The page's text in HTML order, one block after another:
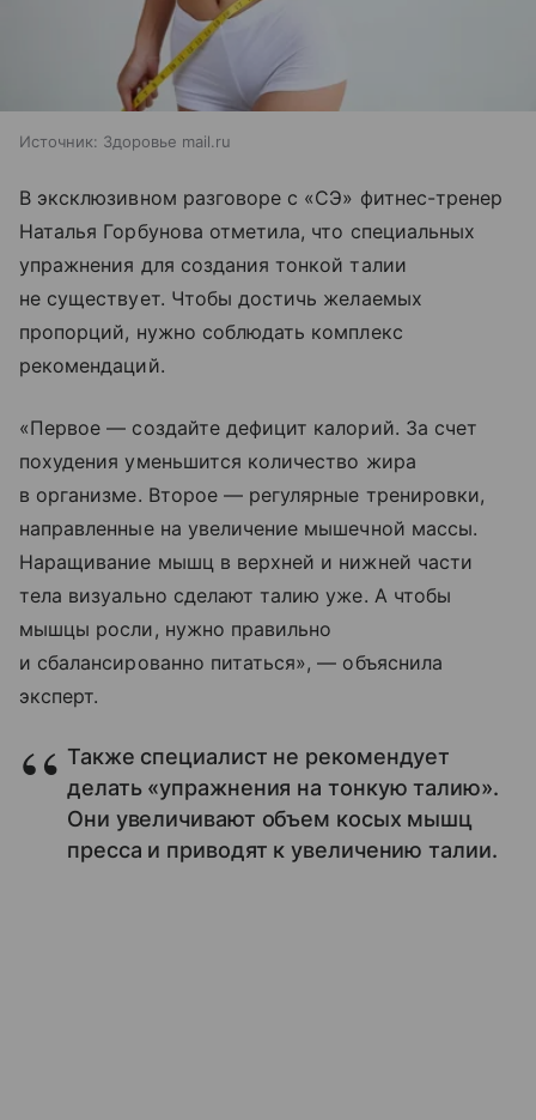
Источник: Здоровье mail.ru
В эксклюзивном разговоре с «СЭ» фитнес-тренер
Наталья Горбунова отметила, что специальных
упражнения для создания тонкой талии
не существует. Чтобы достичь желаемых
пропорций, нужно соблюдать комплекс
рекомендаций.
«Первое — создайте дефицит калорий. За счет
похудения уменьшится количество жира
в организме. Второе — регулярные тренировки,
направленные на увеличение мышечной массы.
Наращивание мышц в верхней и нижней части
тела визуально сделают талию уже. А чтобы
мышцы росли, нужно правильно
и сбалансированно питаться», — объяснила
эксперт.
Также специалист не рекомендует
делать «упражнения на тонкую талию».
Они увеличивают объем косых мышц
пресса и приводят к увеличению талии.